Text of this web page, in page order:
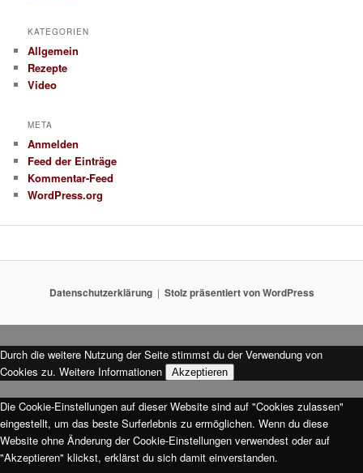
KATEGORIEN
Allgemein
Rezepte
Video
META
Anmelden
Feed der Einträge
Kommentar-Feed
WordPress.org
Datenschutzerklärung Stolz präsentiert von WordPress
Durch die weitere Nutzung der Seite stimmst du der Verwendung von
Cookies zu. Weitere Informationen Akzeptieren
Die Cookie-Einstellungen auf dieser Website sind auf "Cookies zulassen"
eingestellt, um das beste Surferlebnis zu ermöglichen. Wenn du diese
Website ohne Änderung der Cookie-Einstellungen verwendest oder auf
"Akzeptieren" klickst, erklärst du sich damit einverstanden.